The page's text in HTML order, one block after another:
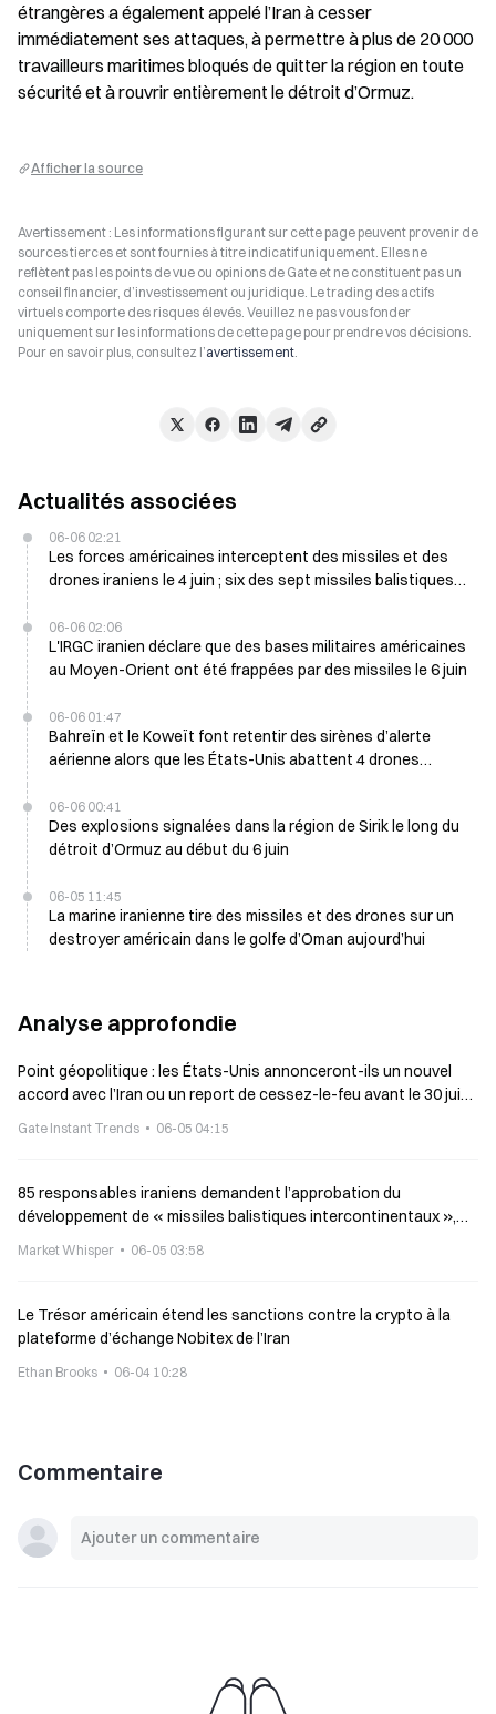
étrangères a également appelé l’Iran à cesser
immédiatement ses attaques, à permettre à plus de 20 000
travailleurs maritimes bloqués de quitter la région en toute
sécurité et à rouvrir entièrement le détroit d’Ormuz.
Afficher la source
Avertissement : Les informations figurant sur cette page peuvent provenir de
sources tierces et sont fournies à titre indicatif uniquement. Elles ne
reflètent pas les points de vue ou opinions de Gate et ne constituent pas un
conseil financier, d’investissement ou juridique. Le trading des actifs
virtuels comporte des risques élevés. Veuillez ne pas vous fonder
uniquement sur les informations de cette page pour prendre vos décisions.
Pour en savoir plus, consultez l’avertissement.
Actualités associées
06-06 02:21
Les forces américaines interceptent des missiles et des
drones iraniens le 4 juin ; six des sept missiles balistiques
06-06 02:06
L'IRGC iranien déclare que des bases militaires américaines
au Moyen-Orient ont été frappées par des missiles le 6 juin
06-06 01:47
Bahreïn et le Koweït font retentir des sirènes d’alerte
aérienne alors que les États-Unis abattent 4 drones
06-06 00:41
Des explosions signalées dans la région de Sirik le long du
détroit d’Ormuz au début du 6 juin
06-05 11:45
La marine iranienne tire des missiles et des drones sur un
destroyer américain dans le golfe d’Oman aujourd’hui
Analyse approfondie
Point géopolitique : les États-Unis annonceront-ils un nouvel
accord avec l’Iran ou un report de cessez-le-feu avant le 30 juin
Gate Instant Trends 06-05 04:15
85 responsables iraniens demandent l’approbation du
développement de « missiles balistiques intercontinentaux »,
Market Whisper 06-05 03:58
Le Trésor américain étend les sanctions contre la crypto à la
plateforme d’échange Nobitex de l’Iran
Ethan Brooks 06-04 10:28
Commentaire